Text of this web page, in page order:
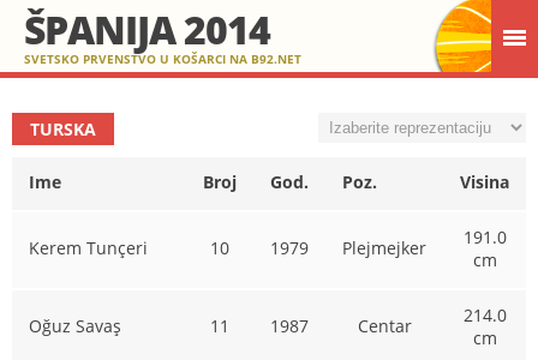
ŠPANIJA 2014
SVETSKO PRVENSTVO U KOŠARCI NA B92.NET
TURSKA
Ime Broj God. Poz. Visina
Kerem Tunçeri 10 1979 Plejmejker
191.0
cm
Oğuz Savaş 11 1987 Centar
214.0
cm